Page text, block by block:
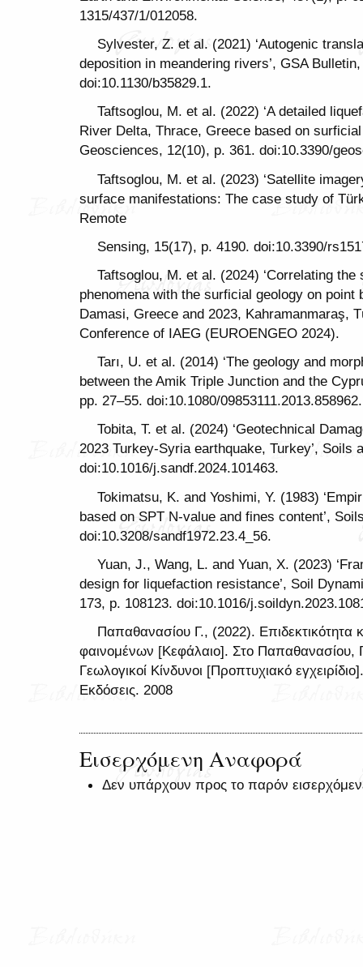
1315/437/1/012058.
Sylvester, Z. et al. (2021) ‘Autogenic
deposition in meandering rivers’, GSA
doi:10.1130/b35829.1.
Taftsoglou, M. et al. (2022) ‘A detailed
River Delta, Thrace, Greece based on
Geosciences, 12(10), p. 361. doi:10.3390/
Taftsoglou, M. et al. (2023) ‘Satellite
surface manifestations: The case study of
Remote
Sensing, 15(17), p. 4190. doi:10.3390/
Taftsoglou, M. et al. (2024) ‘Correlating
phenomena with the surficial geology on
Damasi, Greece and 2023, Kahramanmaraş,
Conference of IAEG (EUROENGEO 2024).
Tarı, U. et al. (2014) ‘The geology and
between the Amik Triple Junction and the
pp. 27–55. doi:10.1080/09853111.2013.858962.
Tobita, T. et al. (2024) ‘Geotechnical
2023 Turkey-Syria earthquake, Turkey’, Soils
doi:10.1016/j.sandf.2024.101463.
Tokimatsu, K. and Yoshimi, Y. (1983)
based on SPT N-value and fines content’,
doi:10.3208/sandf1972.23.4_56.
Yuan, J., Wang, L. and Yuan, X. (2023)
design for liquefaction resistance’, Soil
173, p. 108123. doi:10.1016/
Παπαθανασίου Γ., (2022). Επιδεκτικότητα
φαινομένων [Κεφάλαιο]. Στο Παπαθανασίου,
Γεωλογικοί Κίνδυνοι [Προπτυχιακό
Εκδόσεις. 2008
Εισερχόμενη Αναφορά
Δεν υπάρχουν προς το παρόν